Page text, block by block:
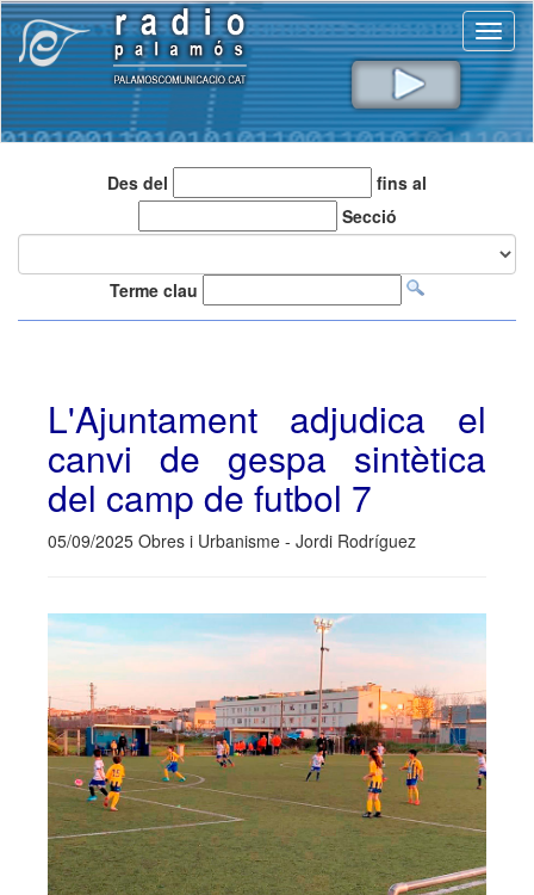
Des del
fins al
Secció
Terme clau
L'Ajuntament adjudica el
canvi de gespa sintètica
del camp de futbol 7
05/09/2025 Obres i Urbanisme - Jordi Rodríguez